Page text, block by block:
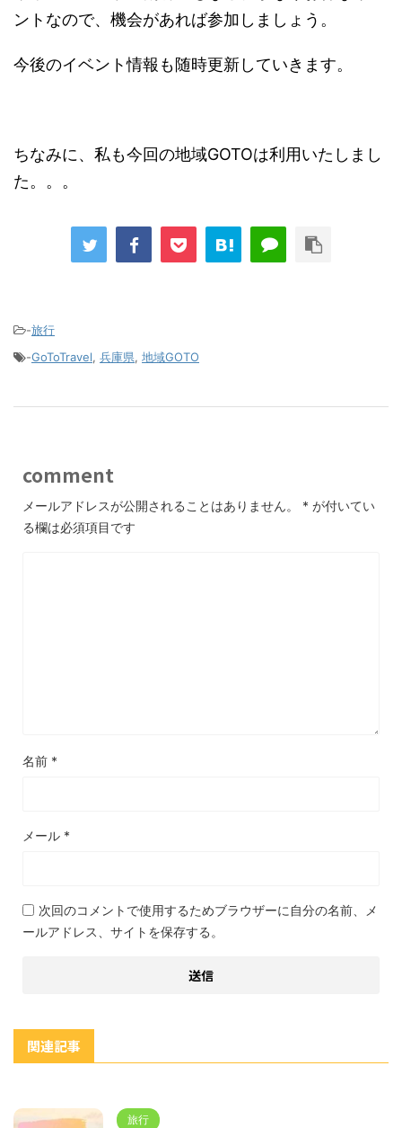
ントなので、機会があれば参加しましょう。
今後のイベント情報も随時更新していきます。
ちなみに、私も今回の地域GOTOは利用いたしまし
た。。。
-旅行
-GoToTravel, 兵庫県, 地域GOTO
comment
メールアドレスが公開されることはありません。 * が付いてい
る欄は必須項目です
名前 *
メール *
次回のコメントで使用するためブラウザーに自分の名前、メ
ールアドレス、サイトを保存する。
関連記事
旅行